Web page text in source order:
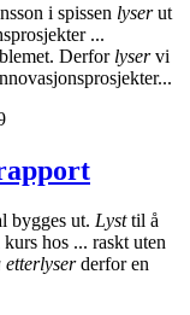
i spissen lyserut
...
Derfor lyservi
bygges ut. Lysttil å
hos ... raskt uten
etterlyserderfor en